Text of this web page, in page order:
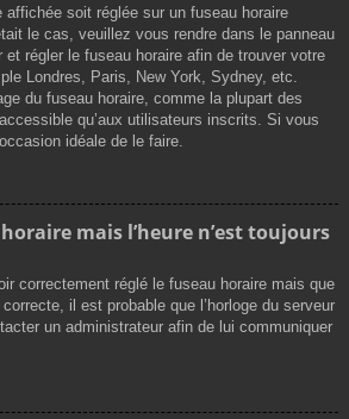
affichée soit réglée sur un fuseau horaire
le cas, veuillez vous rendre dans le panneau
et régler le fuseau horaire afin de trouver votre
Londres, Paris, New York, Sydney, etc.
du fuseau horaire, comme la plupart des
qu’aux utilisateurs inscrits. Si vous
idéale de le faire.
horaire mais l’heure n’est toujours
correctement réglé le fuseau horaire mais que
correcte, il est probable que l’horloge du serveur
un administrateur afin de lui communiquer